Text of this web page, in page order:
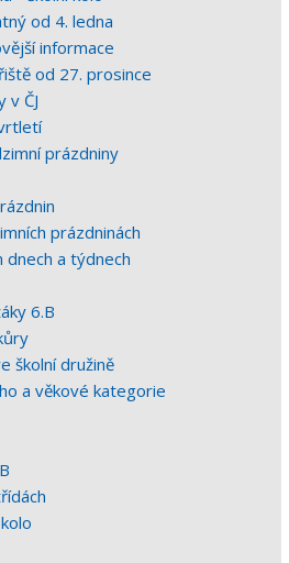
od 4. ledna
informace
od 27. prosince
v ČJ
prázdniny
prázdninách
dnech a týdnech
6.B
školní družině
a věkové kategorie